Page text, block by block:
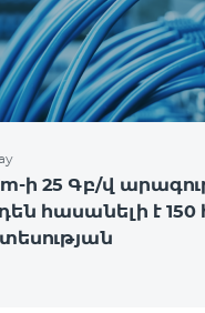
ի 25 Գբ/վ
հասանելի է